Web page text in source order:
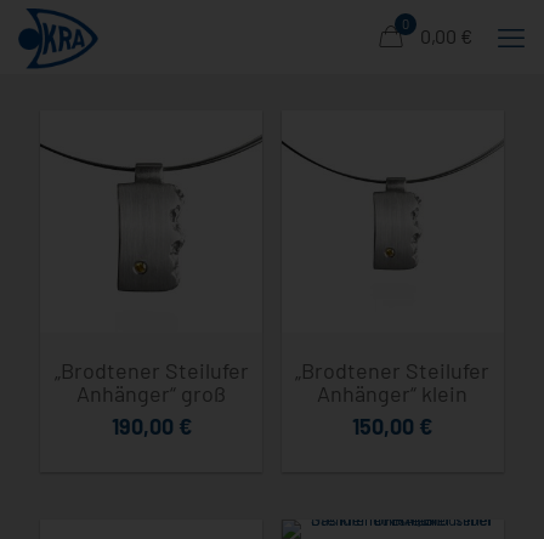
0
0,00 €
„Brodtener Steilufer
Anhänger“ groß
190,00 €
„Brodtener Steilufer
Anhänger“ klein
150,00 €